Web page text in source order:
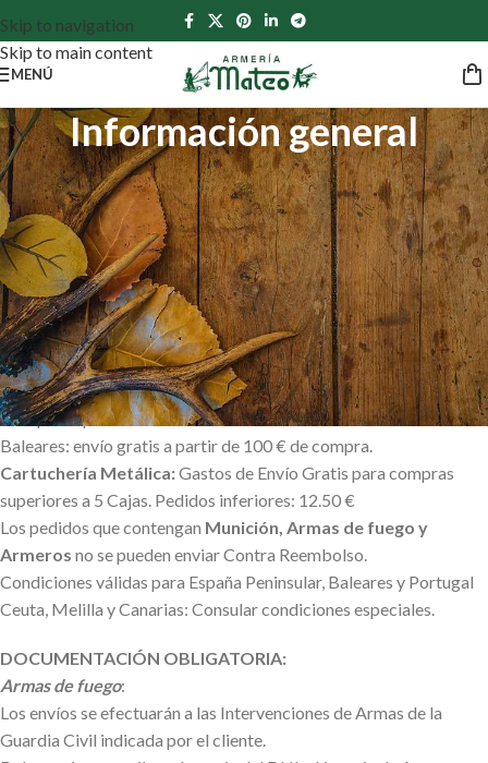
Skip to navigation
Skip to main content
MENÚ
Información general
Información general
PRECIOS
Todos los precios reflejados incluyen IVA.
Precios exclusivos para ventas on-line.
GASTOS DE ENVÍO
Gastos de Envío Gratispara compras superiores a 75 € (España
peninsular). Pedidos inferiores: 8.50 €. Excepto Cartuchería de
cualquier tipo.
Baleares: envío gratis a partir de 100 € de compra.
Cartuchería Metálica:Gastos de Envío Gratis para compras
superiores a 5 Cajas. Pedidos inferiores: 12.50 €
Los pedidos que contengan Munición, Armas de fuego y
Armeros no se pueden enviar Contra Reembolso.
Condiciones válidas para España Peninsular, Baleares y Portugal
Ceuta, Melilla y Canarias: Consular condiciones especiales.
DOCUMENTACIÓN OBLIGATORIA:
Armas de fuego:
Los envíos se efectuarán a las Intervenciones de Armas de la
Guardia Civil indicada por el cliente.